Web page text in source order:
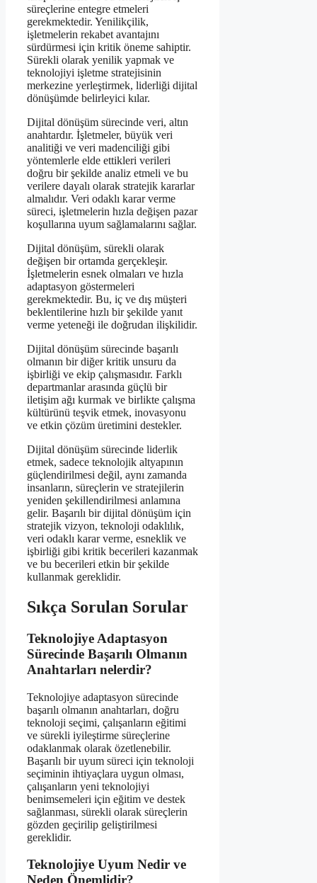
süreçlerine entegre etmeleri
gerekmektedir. Yenilikçilik,
işletmelerin rekabet avantajını
sürdürmesi için kritik öneme sahiptir.
Sürekli olarak yenilik yapmak ve
teknolojiyi işletme stratejisinin
merkezine yerleştirmek, liderliği dijital
dönüşümde belirleyici kılar.
Dijital dönüşüm sürecinde veri, altın
anahtardır. İşletmeler, büyük veri
analitiği ve veri madenciliği gibi
yöntemlerle elde ettikleri verileri
doğru bir şekilde analiz etmeli ve bu
verilere dayalı olarak stratejik kararlar
almalıdır. Veri odaklı karar verme
süreci, işletmelerin hızla değişen pazar
koşullarına uyum sağlamalarını sağlar.
Dijital dönüşüm, sürekli olarak
değişen bir ortamda gerçekleşir.
İşletmelerin esnek olmaları ve hızla
adaptasyon göstermeleri
gerekmektedir. Bu, iç ve dış müşteri
beklentilerine hızlı bir şekilde yanıt
verme yeteneği ile doğrudan ilişkilidir.
Dijital dönüşüm sürecinde başarılı
olmanın bir diğer kritik unsuru da
işbirliği ve ekip çalışmasıdır. Farklı
departmanlar arasında güçlü bir
iletişim ağı kurmak ve birlikte çalışma
kültürünü teşvik etmek, inovasyonu
ve etkin çözüm üretimini destekler.
Dijital dönüşüm sürecinde liderlik
etmek, sadece teknolojik altyapının
güçlendirilmesi değil, aynı zamanda
insanların, süreçlerin ve stratejilerin
yeniden şekillendirilmesi anlamına
gelir. Başarılı bir dijital dönüşüm için
stratejik vizyon, teknoloji odaklılık,
veri odaklı karar verme, esneklik ve
işbirliği gibi kritik becerileri kazanmak
ve bu becerileri etkin bir şekilde
kullanmak gereklidir.
Sıkça Sorulan Sorular
Teknolojiye Adaptasyon
Sürecinde Başarılı Olmanın
Anahtarları nelerdir?
Teknolojiye adaptasyon sürecinde
başarılı olmanın anahtarları, doğru
teknoloji seçimi, çalışanların eğitimi
ve sürekli iyileştirme süreçlerine
odaklanmak olarak özetlenebilir.
Başarılı bir uyum süreci için teknoloji
seçiminin ihtiyaçlara uygun olması,
çalışanların yeni teknolojiyi
benimsemeleri için eğitim ve destek
sağlanması, sürekli olarak süreçlerin
gözden geçirilip geliştirilmesi
gereklidir.
Teknolojiye Uyum Nedir ve